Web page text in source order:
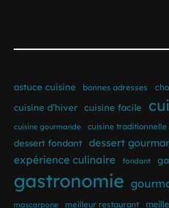
astuce cuisine bonnes adresses
cuisine d’hiver cuisine facile
cuisine gourmande cuisine traditionnelle
dessert fondant dessert
expérience culinaire fondant
gastronomie
mascarpone meilleur restaurant